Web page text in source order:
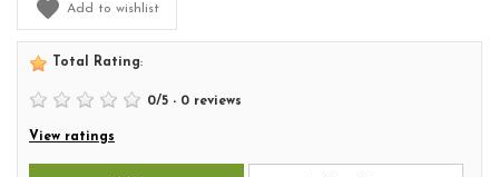
Add to wishlist
Total Rating:
0/5 - 0 reviews
View ratings